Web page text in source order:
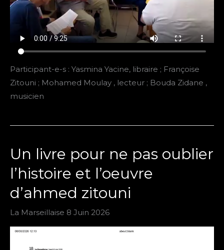
Participant-e-s : Yasmina Yacine, libraire ; Françoise
Zitouni ; Mohamed Moulay , lecteur ; Bouda Zidane ,
musicien
Un livre pour ne pas oublier
l’histoire et l’oeuvre
d’ahmed zitouni
La Marseillaise 8 Juin 2026